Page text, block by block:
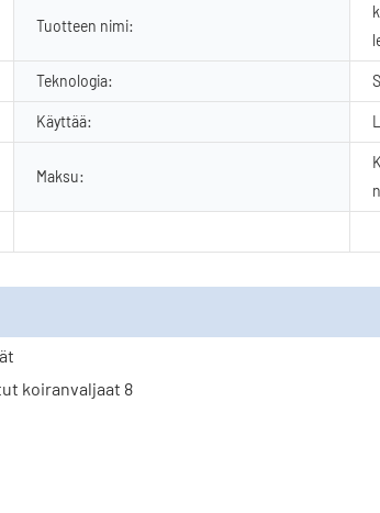
Tuotteen nimi:
Teknologia:
Käyttää:
Maksu: